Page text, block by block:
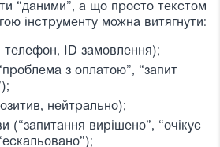
“даними”, а що просто текстом
інструменту можна витягнути:
телефон, ID замовлення);
з оплатою”, “запит
нейтрально);
(“запитання вирішено”, “очікує